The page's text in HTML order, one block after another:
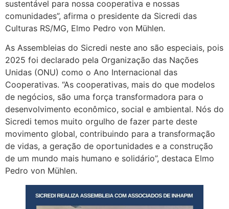
sustentável para nossa cooperativa e nossas
comunidades”, afirma o presidente da Sicredi das
Culturas RS/MG, Elmo Pedro von Mühlen.
As Assembleias do Sicredi neste ano são especiais, pois
2025 foi declarado pela Organização das Nações
Unidas (ONU) como o Ano Internacional das
Cooperativas. “As cooperativas, mais do que modelos
de negócios, são uma força transformadora para o
desenvolvimento econômico, social e ambiental. Nós do
Sicredi temos muito orgulho de fazer parte deste
movimento global, contribuindo para a transformação
de vidas, a geração de oportunidades e a construção
de um mundo mais humano e solidário”, destaca Elmo
Pedro von Mühlen.